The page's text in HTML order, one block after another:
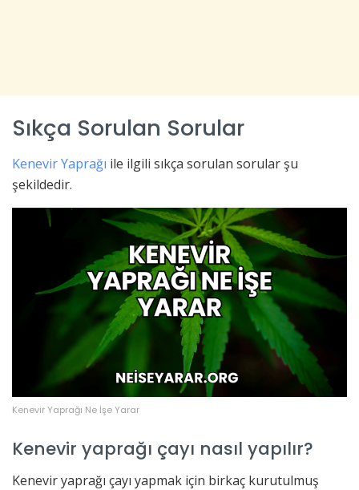
Sıkça Sorulan Sorular
Kenevir Yaprağı ile ilgili sıkça sorulan sorular şu
şekildedir.
Kenevir Yaprağı Ne İşe Yarar
Kenevir yaprağı çayı nasıl yapılır?
Kenevir yaprağı çayı yapmak için birkaç kurutulmuş